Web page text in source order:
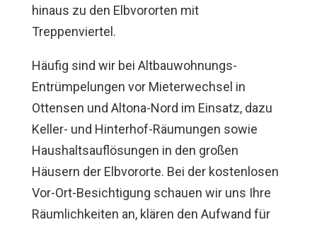
hinaus zu den Elbvororten mit
Treppenviertel.
Häufig sind wir bei Altbauwohnungs-
Entrümpelungen vor Mieterwechsel in
Ottensen und Altona-Nord im Einsatz, dazu
Keller- und Hinterhof-Räumungen sowie
Haushaltsauflösungen in den großen
Häusern der Elbvororte. Bei der kostenlosen
Vor-Ort-Besichtigung schauen wir uns Ihre
Räumlichkeiten an, klären den Aufwand für